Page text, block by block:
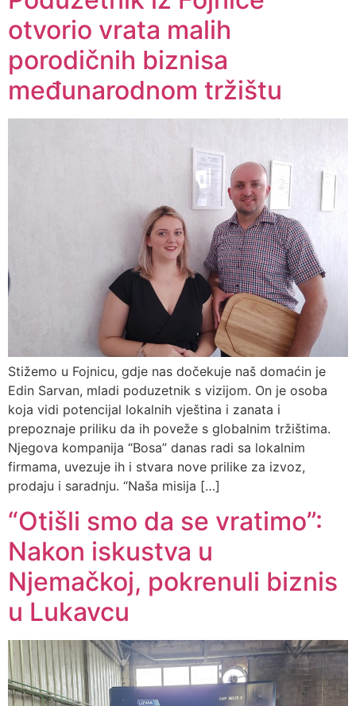
otvorio vrata malih
porodičnih biznisa
međunarodnom tržištu
Stižemo u Fojnicu, gdje nas dočekuje naš domaćin je
Edin Sarvan, mladi poduzetnik s vizijom. On je osoba
koja vidi potencijal lokalnih vještina i zanata i
prepoznaje priliku da ih poveže s globalnim tržištima.
Njegova kompanija “Bosa” danas radi sa lokalnim
firmama, uvezuje ih i stvara nove prilike za izvoz,
prodaju i saradnju. “Naša misija […]
“Otišli smo da se vratimo”:
Nakon iskustva u
Njemačkoj, pokrenuli biznis
u Lukavcu